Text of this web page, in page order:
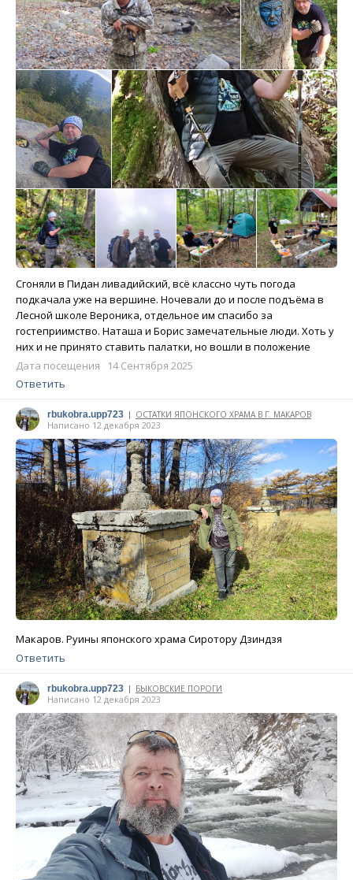
Сгоняли в Пидан ливадийский, всё классно чуть погода
подкачала уже на вершине. Ночевали до и после подъёма в
Лесной школе Вероника, отдельное им спасибо за
гостеприимство. Наташа и Борис замечательные люди. Хоть у
них и не принято ставить палатки, но вошли в положение
Дата посещения 14 Сентября 2025
Ответить
rbukobra.upp723 | ОСТАТКИ ЯПОНСКОГО ХРАМА В Г. МАКАРОВ
Написано 12 декабря 2023
Макаров. Руины японского храма Сиротору Дзиндзя
Ответить
rbukobra.upp723 | БЫКОВСКИЕ ПОРОГИ
Написано 12 декабря 2023